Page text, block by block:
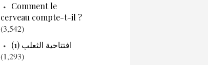
Comment le
cerveau compte-t-il ?
(3,542)
افتتاحية الثعلب (1)
(1,293)